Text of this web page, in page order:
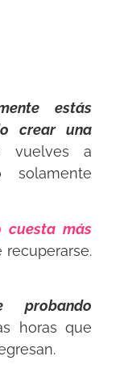
estás
crear una
vuelves a
cuesta más
recuperarse.
probando
horas que